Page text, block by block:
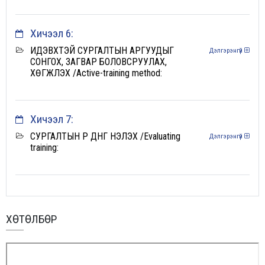
Хичээл 6:
ИДЭВХТЭЙ СУРГАЛТЫН АРГУУДЫГ
СОНГОХ, ЗАГВАР БОЛОВСРУУЛАХ,
ХӨГЖҮҮЛЭХ /Active-training method:
Дэлгэрэнгүй
Хичээл 7:
СУРГАЛТЫН ҮР ДҮНГ ҮНЭЛЭХ /Evaluating
training:
Дэлгэрэнгүй
ХӨТӨЛБӨР